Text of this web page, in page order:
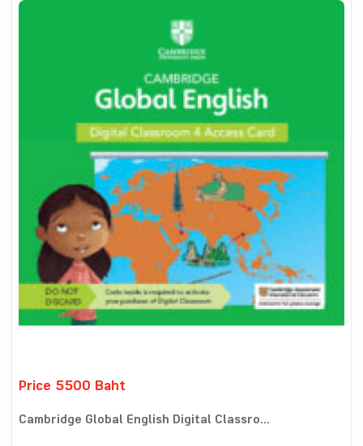
Price 5500 Baht
Cambridge Global English Digital Classro...